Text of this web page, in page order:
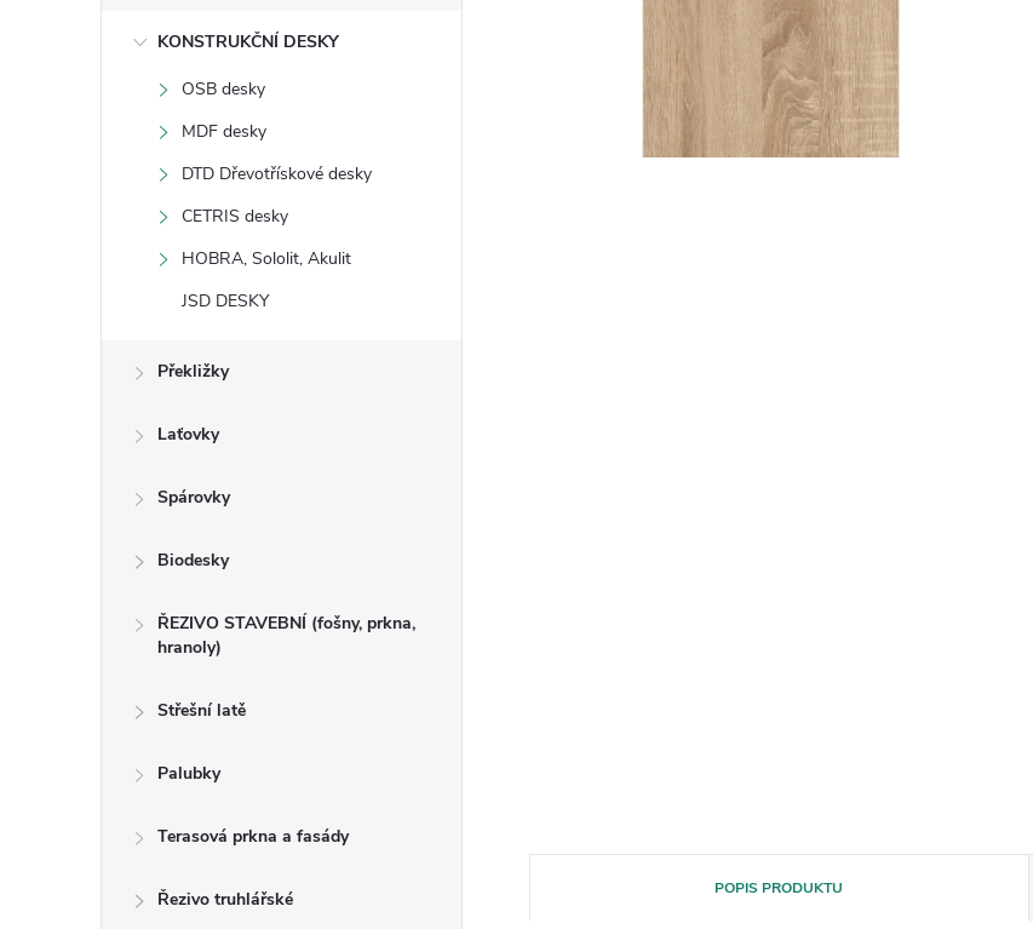
KONSTRUKČNÍ DESKY
OSB desky
MDF desky
DTD Dřevotřískové desky
CETRIS desky
HOBRA, Sololit, Akulit
JSD DESKY
Překližky
Laťovky
Spárovky
Biodesky
ŘEZIVO STAVEBNÍ (fošny, prkna,
hranoly)
Střešní latě
Palubky
Terasová prkna a fasády
Řezivo truhlářské POPIS PRODUKTU